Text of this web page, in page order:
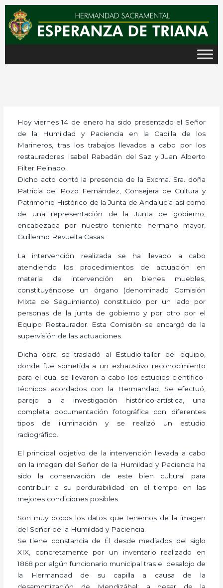
contenido
Hoy viernes 14 de enero ha sido presentado el Señor
de la Humildad y Paciencia en la Capilla de los
Marineros, tras los trabajos llevados a cabo por los
restauradores Isabel Rabadán del Saz y Juan Alberto
Filter Peinado.
Dicho acto contó la presencia de la Excma. Sra. doña
Patricia del Pozo Fernández, Consejera de Cultura y
Patrimonio Histórico de la Junta de Andalucía así como
de una representación de la Junta de gobierno,
encabezada por nuestro teniente hermano mayor,
Guillermo Revuelta Casas.
La intervención realizada se ha llevado a cabo
atendiendo los procedimientos de actuación en
materia de intervención en bienes muebles,
constituyéndose un órgano (denominado Comisión
Mixta de Seguimiento) constituido por un lado por
personas de la junta de gobierno y por otro por el
Equipo Restaurador. Esta Comisión se encargó de la
supervisión de las actuaciones.
Dicha obra se trasladó al Estudio-taller del equipo,
donde fue sometida a un exhaustivo reconocimiento
para el cual se llevaron a cabo los estudios científico-
técnicos acordados con la Hermandad. Se efectuó,
parejo a la investigación histórico-artística, una
completa documentación fotográfica con diferentes
tipos de iluminación y se realizó un estudio
radiográfico.
El principal objetivo de la intervención llevada a cabo
en la imagen del Señor de la Humildad y Paciencia ha
sido la conservación de este bien cultural para
contribuir a su perdurabilidad en el tiempo en las
mejores condiciones posibles.
Son muy pocos los datos que tenemos de la imagen
del Señor de la Humildad y Paciencia.
Se tiene constancia de Él desde mediados del siglo
XIX, concretamente por un inventario realizado en
1868 por algún funcionario municipal tras el desalojo de
la Hermandad de su capilla a causa de la
desamortización de Mendizábal; a pesar de la